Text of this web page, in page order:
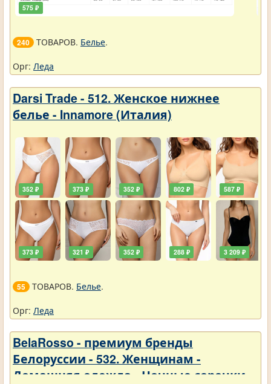
575 ₽
240 ТОВАРОВ. Белье.
Орг: Леда
Darsi Trade - 512. Женское нижнее
белье - Innamore (Италия)
352 ₽
373 ₽
373 ₽
321 ₽
352 ₽
352 ₽
802 ₽
288 ₽
587 ₽
3 209 ₽
55 ТОВАРОВ. Белье.
Орг: Леда
BelaRosso - премиум бренды
Белоруссии - 532. Женщинам -
Домашняя одежда - Ночные сорочки